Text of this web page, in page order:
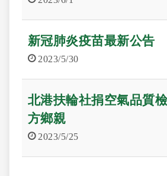
新冠肺炎疫苗最新公告
2023/5/30
北港扶輪社捐空氣品質
方鄉親
2023/5/25